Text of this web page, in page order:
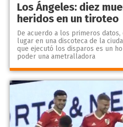
Los Ángeles: diez
heridos en un tiroteo
De acuerdo a los primeros
lugar en una discoteca de la
que ejecutó los disparos es un
poder una ametralladora